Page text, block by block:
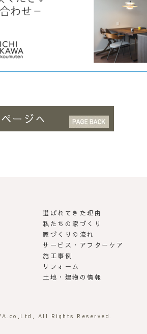
ージへ
選ばれてきた理由
私たちの家づくり
家づくりの流れ
サービス・アフターケア
施工事例
リフォーム
土地・建物の情報
All Rights Reserved.